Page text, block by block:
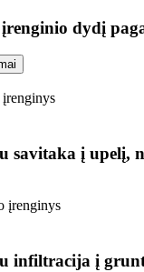
dydį
savitaka į upelį,
infiltracija į